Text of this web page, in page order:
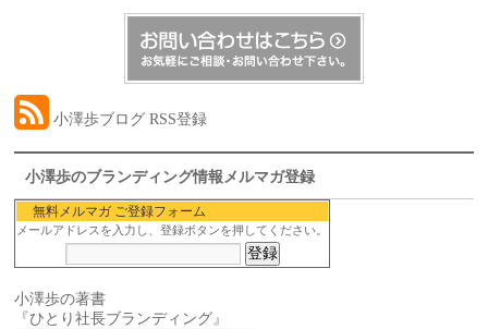
小澤歩ブログ RSS登録
小澤歩のブランディング情報メルマガ登録
無料メルマガ ご登録フォーム
メールアドレスを入力し、登録ボタンを押してください。
小澤歩の著書
『ひとり社長ブランディング』